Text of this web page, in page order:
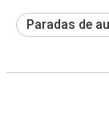
Paradas de